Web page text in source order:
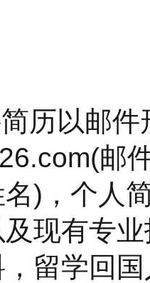
历以邮
邮
)，个人
现有专
留学回